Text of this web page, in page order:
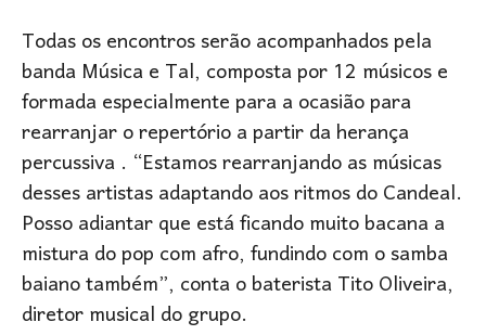
Todas os encontros serão acompanhados pela
banda Música e Tal, composta por 12 músicos e
formada especialmente para a ocasião para
rearranjar o repertório a partir da herança
percussiva . “Estamos rearranjando as músicas
desses artistas adaptando aos ritmos do Candeal.
Posso adiantar que está ficando muito bacana a
mistura do pop com afro, fundindo com o samba
baiano também”, conta o baterista Tito Oliveira,
diretor musical do grupo.